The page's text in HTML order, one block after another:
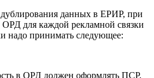
данных в ЕРИР, при
для каждой рекламной связки
надо принимать следующее:
в ОРД должен оформлять ПСР,